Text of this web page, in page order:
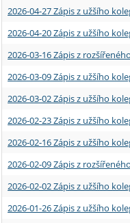
Absolventi fakulty
Vyjíždějící zaměstnanci
2026-04-27 Zápis z užšího
2026-04-20 Zápis z užšího
2026-03-16 Zápis z
2026-03-09 Zápis z užšího
2026-03-02 Zápis z užšího
2026-02-23 Zápis z užšího
2026-02-16 Zápis z užšího
2026-02-09 Zápis z
2026-02-02 Zápis z užšího
2026-01-26 Zápis z užšího